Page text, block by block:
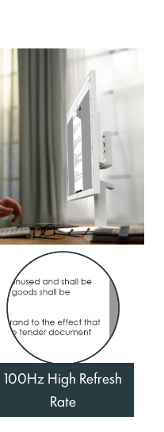
100Hz High Refresh
Rate